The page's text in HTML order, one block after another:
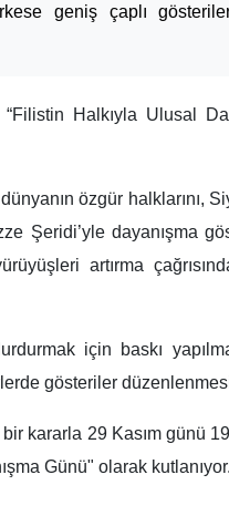
geniş çaplı
Halkıyla Ulusal
özgür halklarını,
Şeridi’yle dayanışma
artırma
için baskı
gösteriler
kararla 29 Kasım günü
Günü" olarak kutlanıyor.